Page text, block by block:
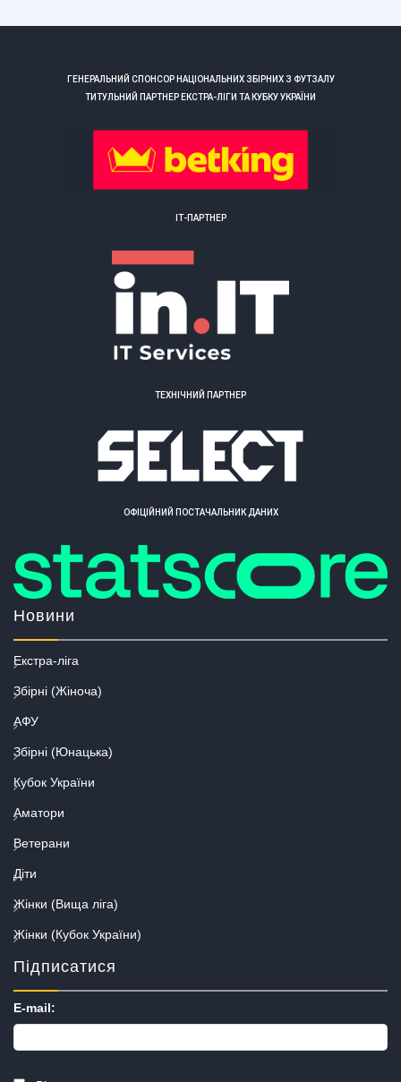
ГЕНЕРАЛЬНИЙ СПОНСОР НАЦІОНАЛЬНИХ ЗБІРНИХ З ФУТЗАЛУ
ТИТУЛЬНИЙ ПАРТНЕР ЕКСТРА-ЛІГИ ТА КУБКУ УКРАЇНИ
ІТ-ПАРТНЕР
ТЕХНІЧНИЙ ПАРТНЕР
ОФІЦІЙНИЙ ПОСТАЧАЛЬНИК ДАНИХ
Новини
Екстра-ліга
Збірні (Жіноча)
АФУ
Збірні (Юнацька)
Кубок України
Аматори
Ветерани
Діти
Жінки (Вища ліга)
Жінки (Кубок України)
Підписатися
E-mail: